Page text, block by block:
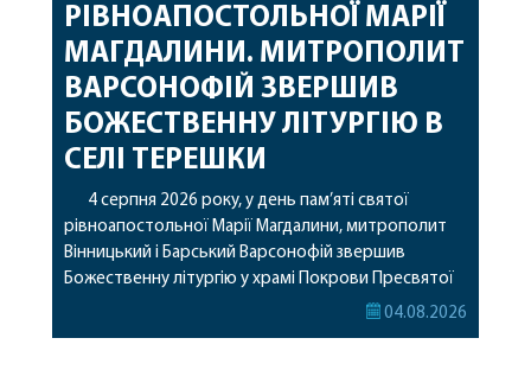
РІВНОАПОСТОЛЬНОЇ МАРІЇ
МАГДАЛИНИ. МИТРОПОЛИТ
ВАРСОНОФІЙ ЗВЕРШИВ
БОЖЕСТВЕННУ ЛІТУРГІЮ В
СЕЛІ ТЕРЕШКИ
4 серпня 2026 року, у день пам’яті святої
рівноапостольної Марії Магдалини, митрополит
Вінницький і Барський Варсонофій звершив
Божественну літургію у храмі Покрови Пресвятої
Богородиці села Терешки Барського благочиння.
04.08.2026